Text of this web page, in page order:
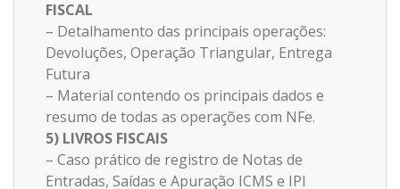
FISCAL
– Detalhamento das principais operações:
Devoluções, Operação Triangular, Entrega
Futura
– Material contendo os principais dados e
resumo de todas as operações com NFe.
5) LIVROS FISCAIS
– Caso prático de registro de Notas de
Entradas, Saídas e Apuração ICMS e IPI